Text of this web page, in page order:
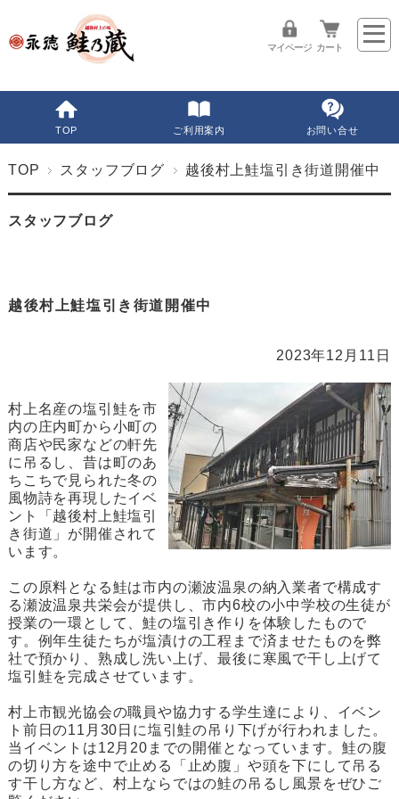
マイページ カート
TOP ご利用案内 お問い合せ
TOP スタッフブログ 越後村上鮭塩引き街道開催中
スタッフブログ
越後村上鮭塩引き街道開催中
2023年12月11日
村上名産の塩引鮭を市
内の庄内町から小町の
商店や民家などの軒先
に吊るし、昔は町のあ
ちこちで見られた冬の
風物詩を再現したイベ
ント「越後村上鮭塩引
き街道」が開催されて
います。
この原料となる鮭は市内の瀬波温泉の納入業者で構成す
る瀬波温泉共栄会が提供し、市内6校の小中学校の生徒が
授業の一環として、鮭の塩引き作りを体験したもので
す。例年生徒たちが塩漬けの工程まで済ませたものを弊
社で預かり、熟成し洗い上げ、最後に寒風で干し上げて
塩引鮭を完成させています。
村上市観光協会の職員や協力する学生達により、イベン
ト前日の11月30日に塩引鮭の吊り下げが行われました。
当イベントは12月20までの開催となっています。鮭の腹
の切り方を途中で止める「止め腹」や頭を下にして吊る
す干し方など、村上ならではの鮭の吊るし風景をぜひご